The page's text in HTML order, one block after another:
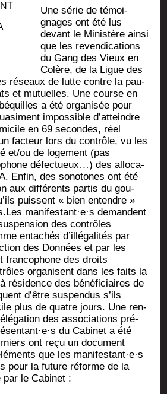
Une série de témoi­
gnages ont été lus
devant le Minis­tère ain­si
que les reven­di­ca­tions
du Gang des Vieux en
Colère, de la Ligue des
réseaux de lutte contre la pau­
et mutuelles. Une course en
a été orga­ni­sée pour
impos­sible d’atteindre
en 69 secondes, réel
fac­teur lors du contrôle, vu les
et/ou de loge­ment (pas
défec­tueux…) des allo­ca­
Enfin, des sono­tones ont été
aux dif­fé­rents par­tis du gou­
puissent « bien entendre »
manifestant·e·s demandent
des contrôles
enta­chés d’illégalités par
des Don­nées et par les
fran­co­phone des droits
orga­nisent dans les faits la
rési­dence des béné­fi­ciaires de
d’être sus­pen­dus s’ils
plus de quatre jours. Une ren­
des asso­cia­tions pré­
du Cabi­net a été
ont reçu un docu­ment
que les manifestant·e·s
pour la future réforme de la
par le Cabinet :